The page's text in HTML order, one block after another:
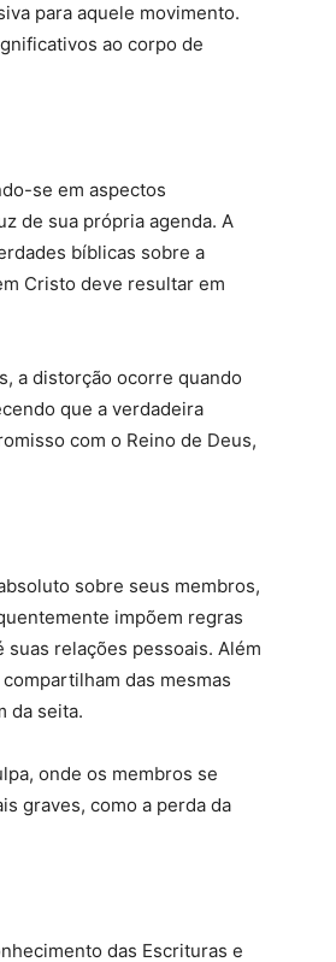
para aquele movimento.
ao corpo de
se em aspectos
de sua própria agenda. A
bíblicas sobre a
Cristo deve resultar em
a distorção ocorre quando
que a verdadeira
com o Reino de Deus,
sobre seus membros,
impõem regras
relações pessoais. Além
das mesmas
da seita.
onde os membros se
graves, como a perda da
das Escrituras e